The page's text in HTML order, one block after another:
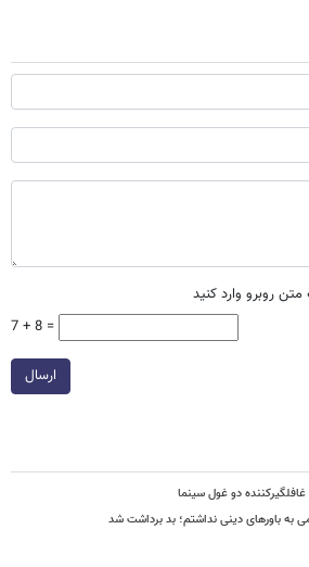
روبرو وارد کنید
7 + 8 =
ارسال
دو غول سینما
به باورهای دینی نداشتم؛ بد برداشت شد